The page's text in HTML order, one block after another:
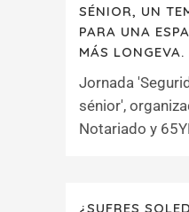
SÉNIOR, UN
PARA UNA
MÁS LONGEVA.
Jornada
sénior',
Notariado y
¿SUFRES